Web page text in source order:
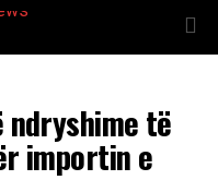
ndryshime të
importin e